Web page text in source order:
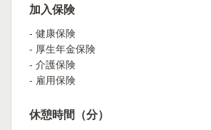
加入保険
- 健康保険
- 厚生年金保険
- 介護保険
- 雇用保険
休憩時間（分）